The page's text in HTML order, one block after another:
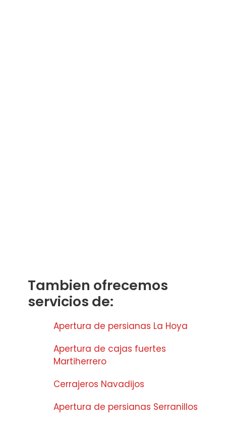
Tambien ofrecemos
servicios de:
Apertura de persianas La Hoya
Apertura de cajas fuertes
Martiherrero
Cerrajeros Navadijos
Apertura de persianas Serranillos